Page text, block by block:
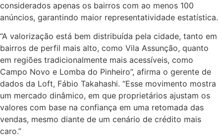
considerados apenas os bairros com ao menos 100
anúncios, garantindo maior representatividade estatística.
“A valorização está bem distribuída pela cidade, tanto em
bairros de perfil mais alto, como Vila Assunção, quanto
em regiões tradicionalmente mais acessíveis, como
Campo Novo e Lomba do Pinheiro”, afirma o gerente de
dados da Loft, Fábio Takahashi. “Esse movimento mostra
um mercado dinâmico, em que proprietários ajustam os
valores com base na confiança em uma retomada das
vendas, mesmo diante de um cenário de crédito mais
caro.”